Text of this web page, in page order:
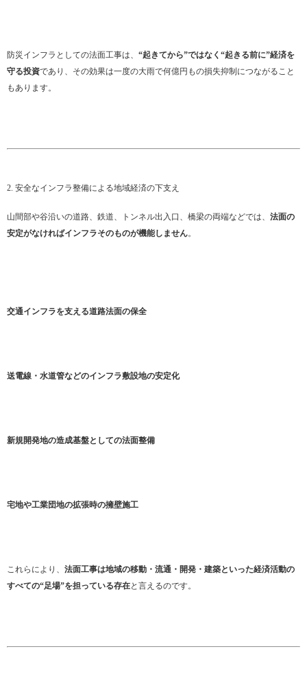
防災インフラとしての法面工事は、 “起きてから”ではなく“起きる前に”経済を
守る投資であり、その効果は一度の大雨で何億円もの損失抑制につながること
もあります。
2. 安全なインフラ整備による地域経済の下支え
山間部や谷沿いの道路、鉄道、トンネル出入口、橋梁の両端などでは、 法面の
安定がなければインフラそのものが機能しません。
交通インフラを支える道路法面の保全
送電線・水道管などのインフラ敷設地の安定化
新規開発地の造成基盤としての法面整備
宅地や工業団地の拡張時の擁壁施工
これらにより、 法面工事は地域の移動・流通・開発・建築といった経済活動の
すべての“足場”を担っている存在と言えるのです。